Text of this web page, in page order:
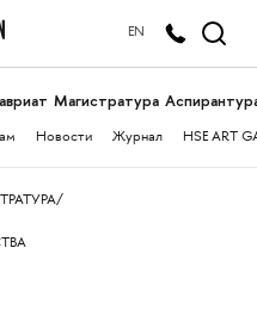
EN
Магистратура
Новости Журнал HSE ART